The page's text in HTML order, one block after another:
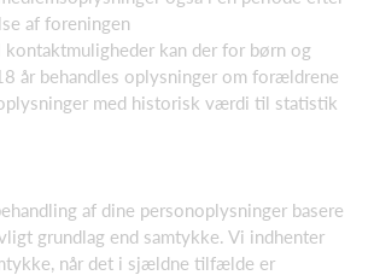
af foreningen
kontaktmuligheder kan der for børn og
år behandles oplysninger om forældrene
med historisk værdi til statistik
af dine personoplysninger basere
grundlag end samtykke. Vi indhenter
når det i sjældne tilfælde er